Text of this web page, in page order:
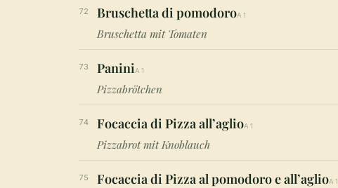
72 Bruschetta di pomodoroA1
Bruschetta mit Tomaten
73 PaniniA1
Pizzabrötchen
74 Focaccia di Pizza all’aglioA1
Pizzabrot mit Knoblauch
75 Focaccia di Pizza al pomodoro e all’aglioA1